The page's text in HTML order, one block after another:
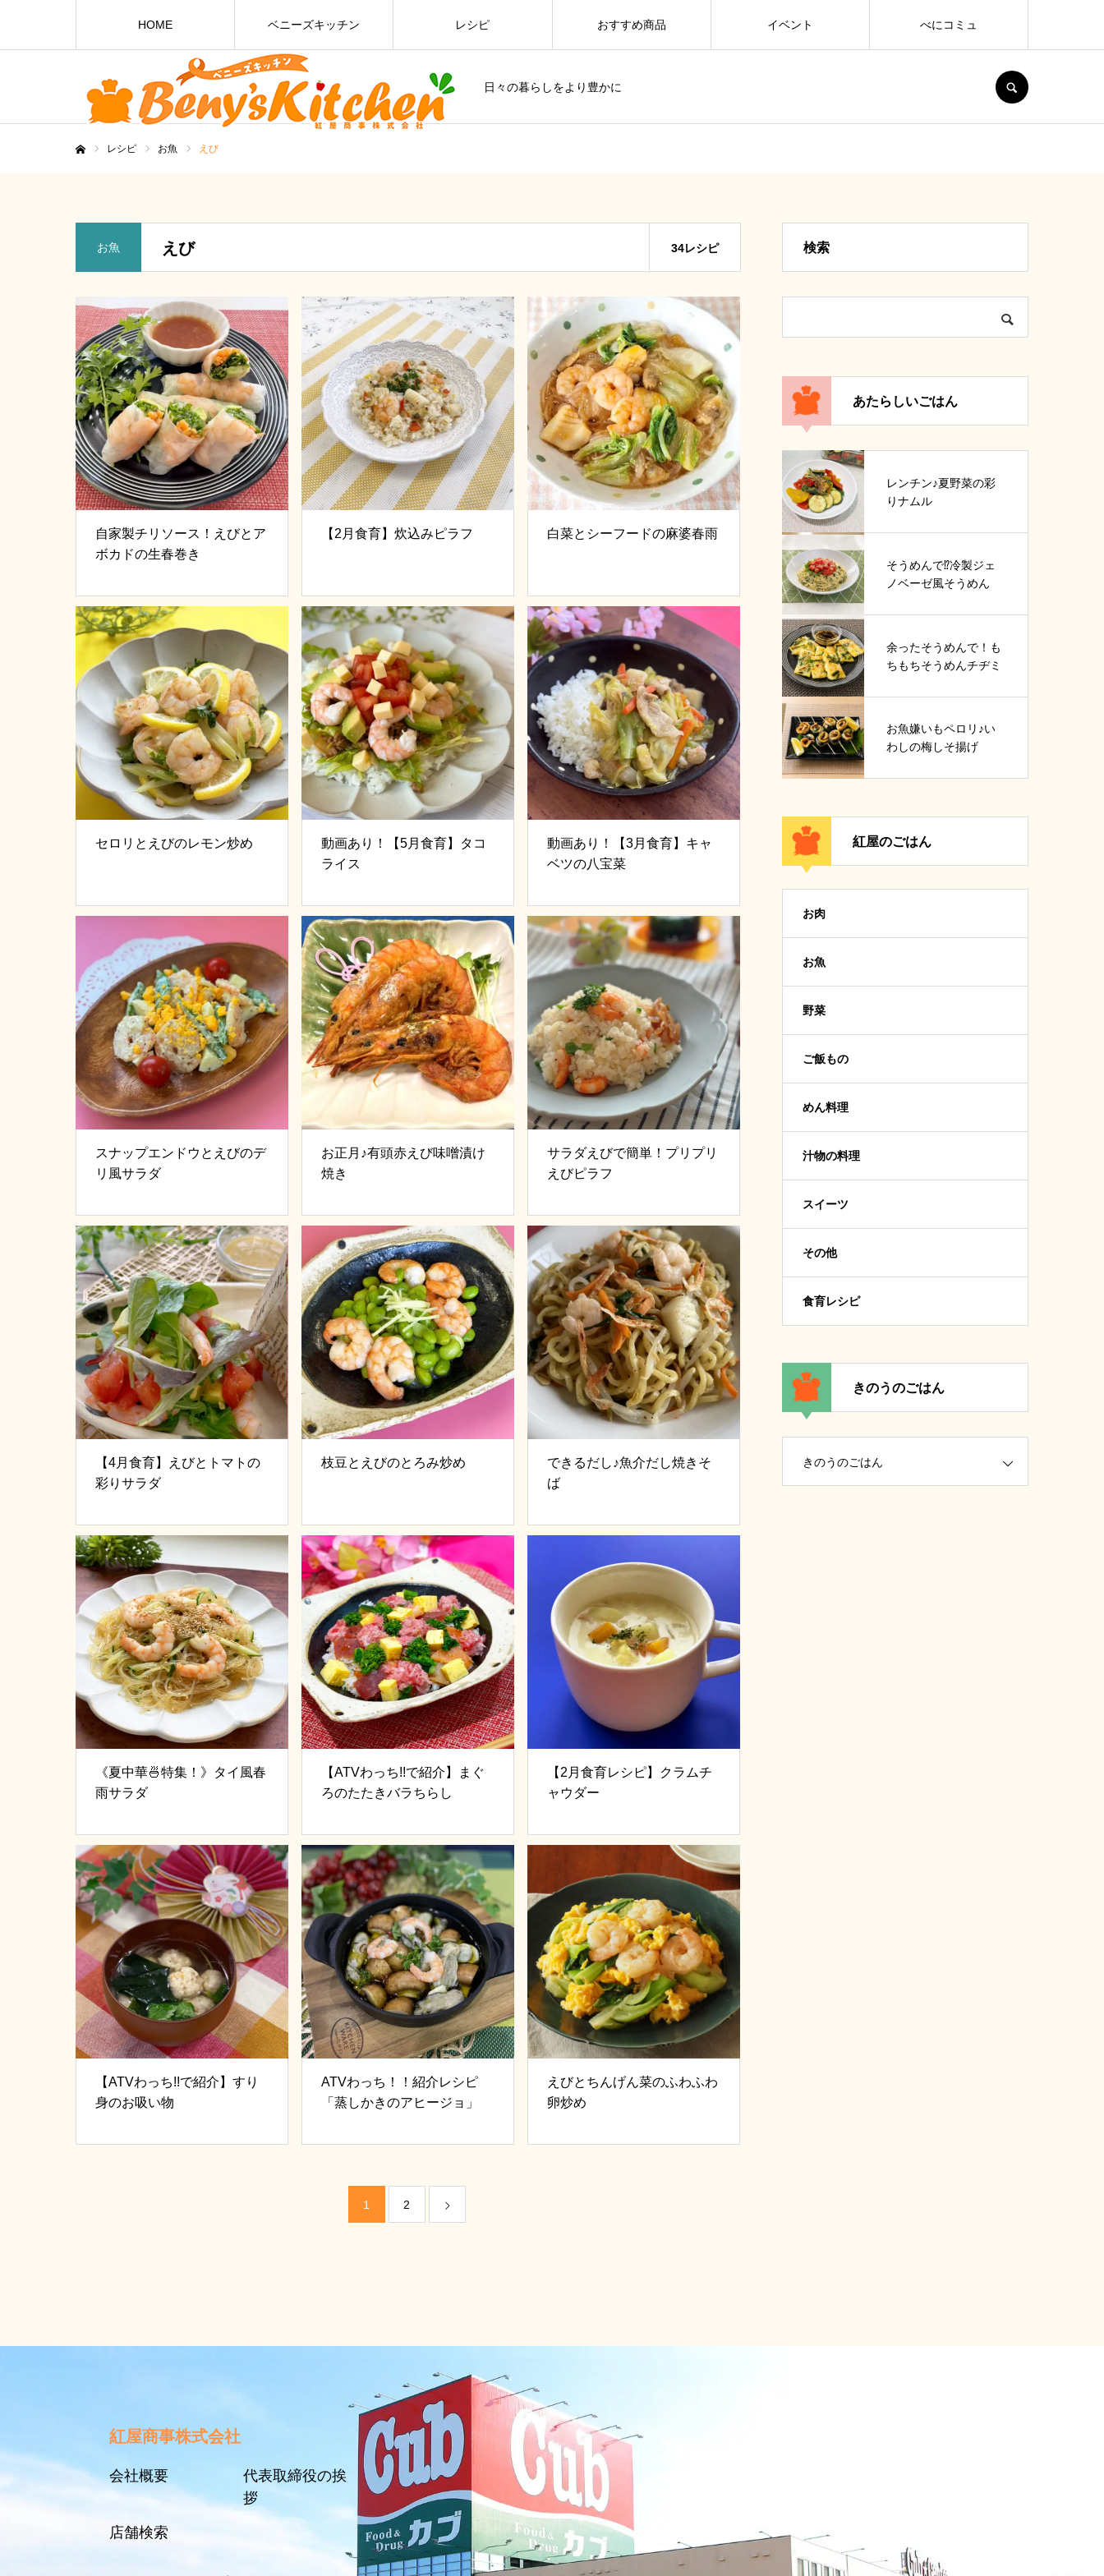
日々の暮らしをより豊かに
HOME ベニーズキッチン レシピ おすすめ商品 イベント べにコミュ
レシピ お魚 えび
お魚 えび 34レシピ
自家製チリソース！えびとア
ボカドの生春巻き
【2月食育】炊込みピラフ 白菜とシーフードの麻婆春雨
セロリとえびのレモン炒め
動画あり！【5月食育】タコ
ライス
動画あり！【3月食育】キャ
ベツの八宝菜
スナップエンドウとえびのデ
リ風サラダ
お正月♪有頭赤えび味噌漬け
焼き
サラダえびで簡単！プリプリ
えびピラフ
【4月食育】えびとトマトの
彩りサラダ
枝豆とえびのとろみ炒め
できるだし♪魚介だし焼きそ
ば
《夏中華🍜特集！》タイ風春
雨サラダ
【ATVわっち!!で紹介】まぐ
ろのたたきバラちらし
【2月食育レシピ】クラムチ
ャウダー
【ATVわっち!!で紹介】すり
身のお吸い物
ATVわっち！！紹介レシピ
「蒸しかきのアヒージョ」
えびとちんげん菜のふわふわ
卵炒め
1 2
検索
あたらしいごはん
レンチン♪夏野菜の彩
りナムル
そうめんで⁉冷製ジェ
ノベーゼ風そうめん
余ったそうめんで！も
ちもちそうめんチヂミ
お魚嫌いもペロリ♪い
わしの梅しそ揚げ
紅屋のごはん
お肉
お魚
野菜
ご飯もの
めん料理
汁物の料理
スイーツ
その他
食育レシピ
きのうのごはん
きのうのごはん
紅屋商事株式会社
会社概要
代表取締役の挨
拶
店舗検索